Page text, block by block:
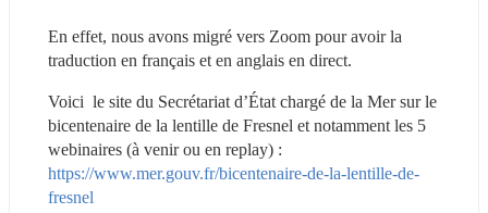
En effet, nous avons migré vers Zoom pour avoir la
traduction en français et en anglais en direct.
Voici  le site du Secrétariat d’État chargé de la Mer sur le
bicentenaire de la lentille de Fresnel et notamment les 5
https://www.mer.gouv.fr/bicentenaire-de-la-lentille-de-
fresnel